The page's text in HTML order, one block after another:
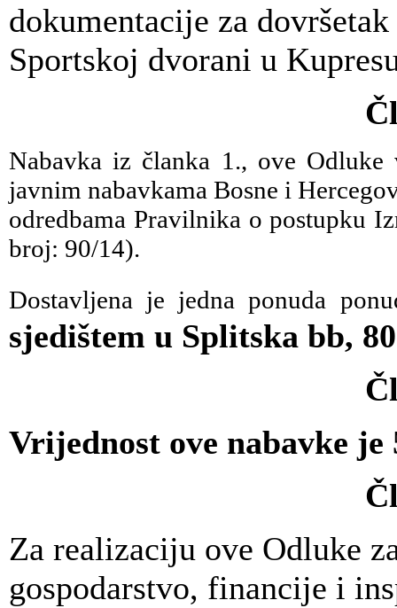
dokumentacije za
Sportskoj dvorani u
Nabavka iz članka 1., ove
javnim nabavkama Bosne i
odredbama Pravilnika o postupku
broj: 90/14).
Dostavljena je jedna ponuda
sjedištem u Splitska bb,
Vrijednost ove nabavke je
Za realizaciju ove Odluke
gospodarstvo, financije i